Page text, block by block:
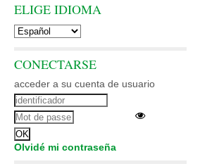
ELIGE IDIOMA
CONECTARSE
acceder a su cuenta de usuario
Olvidé mi contraseña